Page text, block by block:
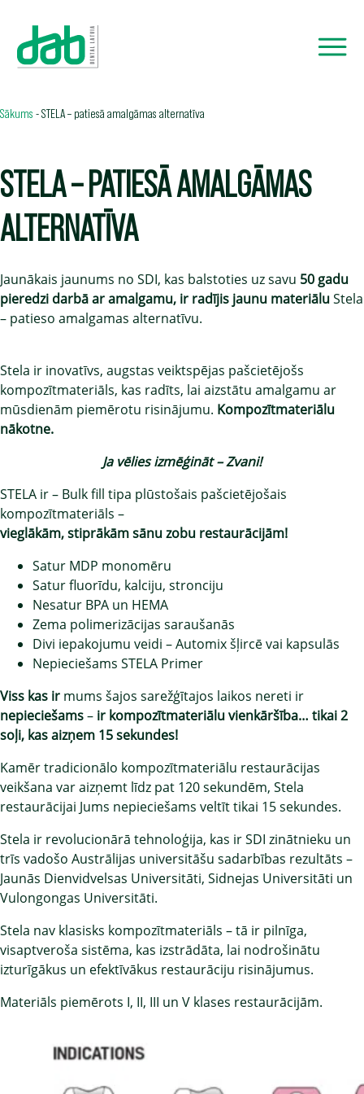
Sākums -STELA – patiesā amalgāmas alternatīva
STELA – PATIESĀ AMALGĀMAS
ALTERNATĪVA
Jaunākais jaunums no SDI, kas balstoties uz savu 50 gadu
pieredzi darbā ar amalgamu, ir radījis jaunu materiāluStela
– patieso amalgamas alternatīvu.
Stela ir inovatīvs, augstas veiktspējas pašcietējošs
kompozītmateriāls, kas radīts, lai aizstātu amalgamu ar
mūsdienām piemērotu risinājumu. Kompozītmateriālu
nākotne.
Ja vēlies izmēģināt – Zvani!
STELA ir – Bulk fill tipa plūstošais pašcietējošais
kompozītmateriāls –
vieglākām, stiprākām sānu zobu restaurācijām!
Satur MDP monomēru
Satur fluorīdu, kalciju, stronciju
Nesatur BPA un HEMA
Zema polimerizācijas saraušanās
Divi iepakojumu veidi – Automix šļircē vai kapsulās
Nepieciešams STELA Primer
Viss kas ir mums šajos sarežģītajos laikos nereti ir
nepieciešams– ir kompozītmateriālu vienkāršība… tikai 2
soļi, kas aizņem 15 sekundes!
Kamēr tradicionālo kompozītmateriālu restaurācijas
veikšana var aizņemt līdz pat 120 sekundēm, Stela
restaurācijai Jums nepieciešams veltīt tikai 15 sekundes.
Stela ir revolucionārā tehnoloģija, kas ir SDI zinātnieku un
trīs vadošo Austrālijas universitāšu sadarbības rezultāts –
Jaunās Dienvidvelsas Universitāti, Sidnejas Universitāti un
Vulongongas Universitāti.
Stela nav klasisks kompozītmateriāls – tā ir pilnīga,
visaptveroša sistēma, kas izstrādāta, lai nodrošinātu
izturīgākus un efektīvākus restaurāciju risinājumus.
Materiāls piemērots I, II, III un V klases restaurācijām.